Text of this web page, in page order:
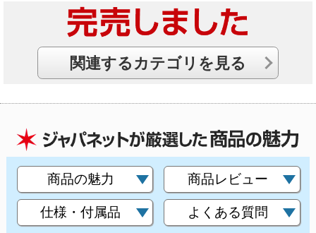
関連するカテゴリを見る
商品の魅力 商品レビュー
仕様・付属品 よくある質問